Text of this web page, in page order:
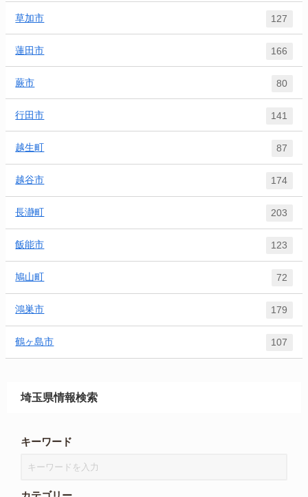
草加市 127
蓮田市 166
蕨市 80
行田市 141
越生町 87
越谷市 174
長瀞町 203
飯能市 123
鳩山町 72
鴻巣市 179
鶴ヶ島市 107
埼玉県情報検索
キーワード